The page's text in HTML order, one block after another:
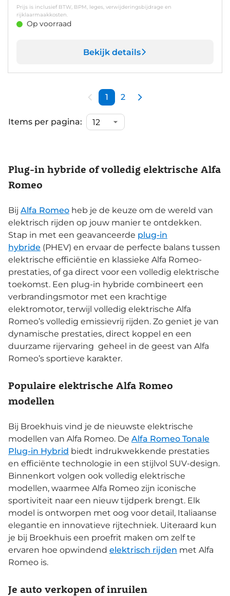
Prijs is inclusief BTW, BPM, leges, verwijderingsbijdrage en
rijklaarmaakkosten.
Op voorraad
Bekijk details
1 2
Items per pagina:
Plug-in hybride of volledig elektrische Alfa
Romeo
Bij Alfa Romeo heb je de keuze om de wereld van
elektrisch rijden op jouw manier te ontdekken.
Stap in met een geavanceerde plug-in
hybride (PHEV) en ervaar de perfecte balans tussen
elektrische efficiëntie en klassieke Alfa Romeo-
prestaties, of ga direct voor een volledig elektrische
toekomst. Een plug-in hybride combineert een
verbrandingsmotor met een krachtige
elektromotor, terwijl volledig elektrische Alfa
Romeo’s volledig emissievrij rijden. Zo geniet je van
dynamische prestaties, direct koppel en een
duurzame rijervaring geheel in de geest van Alfa
Romeo’s sportieve karakter.
Populaire elektrische Alfa Romeo
modellen
Bij Broekhuis vind je de nieuwste elektrische
modellen van Alfa Romeo. De Alfa Romeo Tonale
Plug-in Hybrid biedt indrukwekkende prestaties
en efficiënte technologie in een stijlvol SUV-design.
Binnenkort volgen ook volledig elektrische
modellen, waarmee Alfa Romeo zijn iconische
sportiviteit naar een nieuw tijdperk brengt. Elk
model is ontworpen met oog voor detail, Italiaanse
elegantie en innovatieve rijtechniek. Uiteraard kun
je bij Broekhuis een proefrit maken om zelf te
ervaren hoe opwindend elektrisch rijden met Alfa
Romeo is.
Je auto verkopen of inruilen